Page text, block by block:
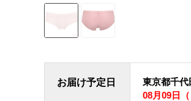
お届け予定日 東京都千代
08月09日（